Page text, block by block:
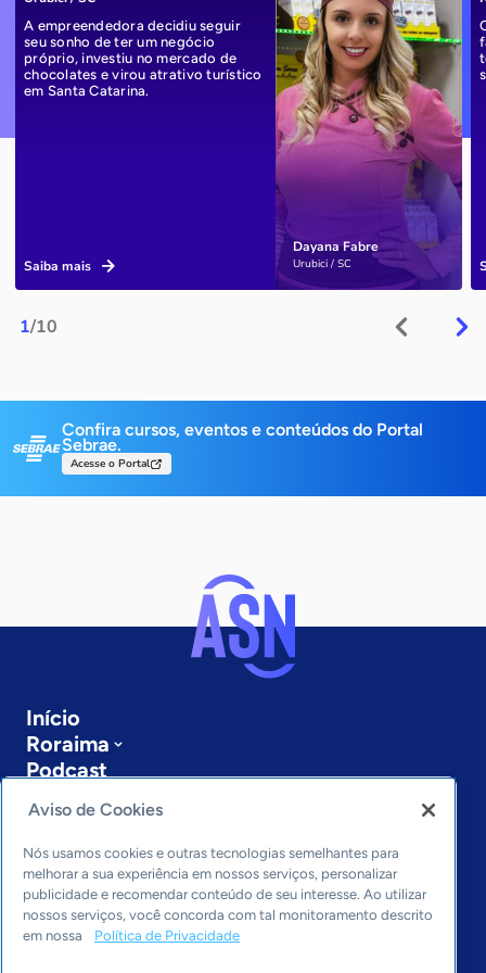
1/10
Dayana Fabre
Urubici / SC
A empreendedora decidiu seguir
seu sonho de ter um negócio
próprio, investiu no mercado de
chocolates e virou atrativo turístico
em Santa Catarina.
Saiba mais
Confira cursos, eventos e conteúdos do Portal
Sebrae.
Acesse o Portal
Início
Roraima
Podcast
Sobre a ASN
Últimas notícias
Entre em contato
Editorias
Economia & Política
Inovação & Tecnologia
Aviso de Cookies
Nós usamos cookies e outras tecnologias semelhantes para
melhorar a sua experiência em nossos serviços, personalizar
publicidade e recomendar conteúdo de seu interesse. Ao utilizar
nossos serviços, você concorda com tal monitoramento descrito
em nossa
Política de Privacidade